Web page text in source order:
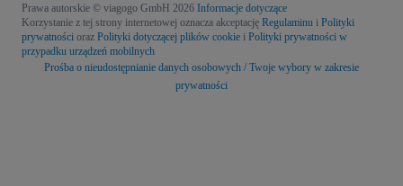
Prawa autorskie © viagogo GmbH 2026 Informacje dotyczące
Korzystanie z tej strony internetowej oznacza akceptację Regulaminu i Polityki
prywatności oraz Polityki dotyczącej plików cookie i Polityki prywatności w
przypadku urządzeń mobilnych
Prośba o nieudostępnianie danych osobowych / Twoje wybory w zakresie
prywatności